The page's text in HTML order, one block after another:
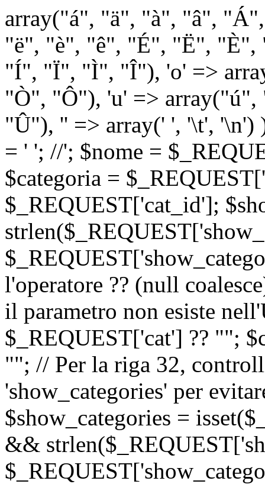
array("á", "ä", "à", "â",
"ë", "è", "ê", "É", "Ë",
"Í", "Ï", "Ì", "Î"), 'o' =>
"Ò", "Ô"), 'u' =>
"Û"), '' => array(' ', '\t',
= ' '; //'; $nome =
$categoria =
$_REQUEST['cat_id'];
l'operatore ?? (null
il parametro non esiste
$_REQUEST['cat'] ?? "";
""; // Per la riga 32,
'show_categories' per
$show_categories =
&&